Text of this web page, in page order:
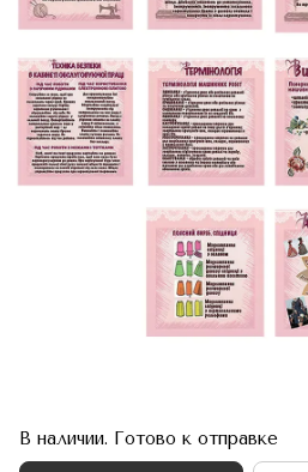
В наличии. Готово к отправке